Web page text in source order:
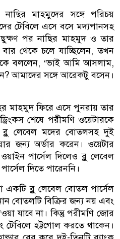
নাছির মাহমুদের সঙ্গে পরিচয়
টেবিলে এসে বসে মদ্যপানসহ
পর নাছির মাহমুদ ও তার
থেকে চলে যাচ্ছিলেন, তখন
বললেন, ‘ভাই আমি আসলাম,
আমাদের সঙ্গে আরেকটু বসেন।
মাহমুদ ফিরে এসে পুনরায় তার
শেষে পরীমণি ওয়েটারকে
লেবেল মদের বোতলসহ দুই
জন্য অর্ডার করেন। ওয়েটার
পার্সেল দিলেও ব্লু লেবেল
দিতে পারেননি।
একটি ব্লু লেবেল বোতল পার্সেল
বোতলটি বিক্রির জন্য নয় এবং
যাবে না। কিন্তু পরীমণি জোর
হট্টগোল করতে থাকেন।